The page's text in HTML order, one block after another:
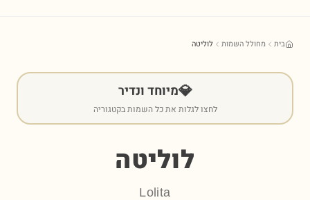
בית מחולל השמות לוליטה
💎מיוחד ונדיר
לחצו לגלות את כל השמות בקטגוריה
לוליטה
Lolita